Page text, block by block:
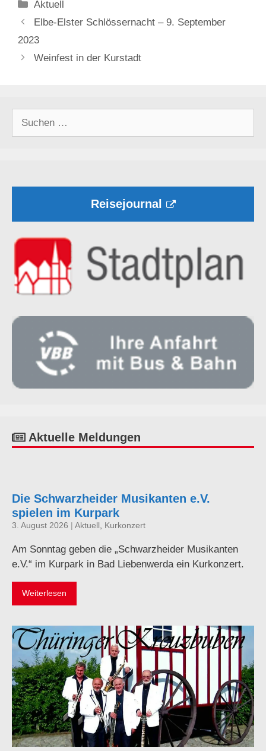
Kategorien
Aktuell
Elbe-Elster Schlössernacht – 9. September
2023
Weinfest in der Kurstadt
Reisejournal
Aktuelle Meldungen
Die Schwarzheider Musikanten e.V.
spielen im Kurpark
3. August 2026 Aktuell , Kurkonzert
Am Sonntag geben die „Schwarzheider Musikanten
e.V.“ im Kurpark in Bad Liebenwerda ein Kurkonzert.
Weiterlesen